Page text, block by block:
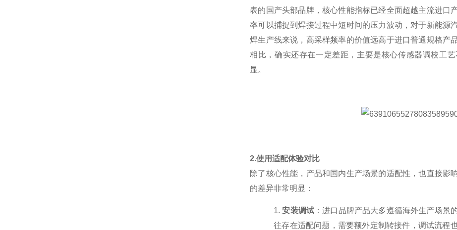
表的国产头部品牌，核心性能指标已经全面超越主流进口
率可以捕捉到焊接过程中短时间的压力波动，对于新能源
焊生产线来说，高采样频率的价值远高于进口普通规格产
相比，确实还存在一定差距，主要是核心传感器调校工
显。
2.使用适配体验对比
除了核心性能，产品和国内生产场景的适配性，也直接影
的差异非常明显：
1.安装调试 ：进口品牌产品大多遵循海外生产场景
往存在适配问题，需要额外定制转接件，调试流程